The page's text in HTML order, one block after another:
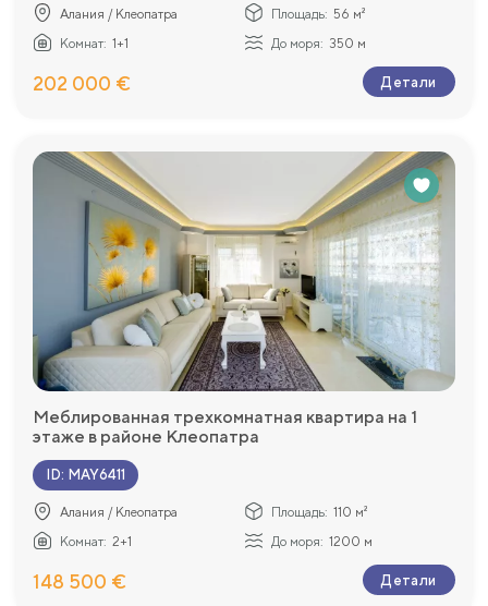
Алания / Клеопатра Площадь: 56 м²
Комнат: 1+1 До моря: 350 м
202 000 € Детали
Меблированная трехкомнатная квартира на 1
этаже в районе Клеопатра
ID: MAY6411
Алания / Клеопатра Площадь: 110 м²
Комнат: 2+1 До моря: 1200 м
148 500 € Детали